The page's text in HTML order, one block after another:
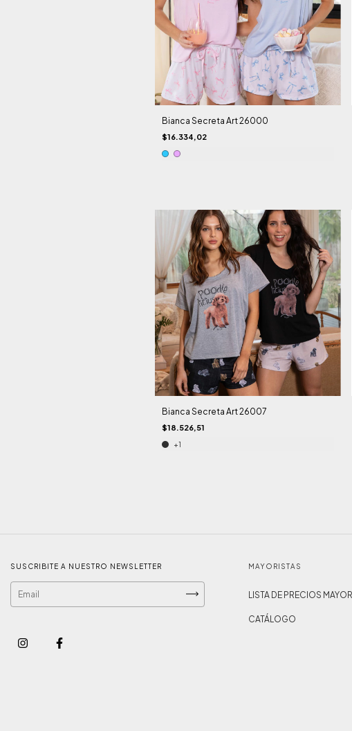
Bianca Secreta Art 26000
$16.334,02
Bianca Secreta Art 26007
$18.526,51
+1
SUSCRIBITE A NUESTRO NEWSLETTER MAYORISTAS
LISTA DE PRECIOS
CATÁLOGO